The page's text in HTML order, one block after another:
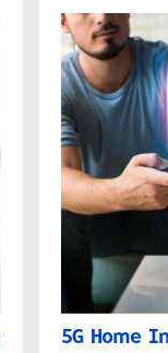
5G Home